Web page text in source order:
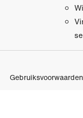
Gebruiksvoorwaarden